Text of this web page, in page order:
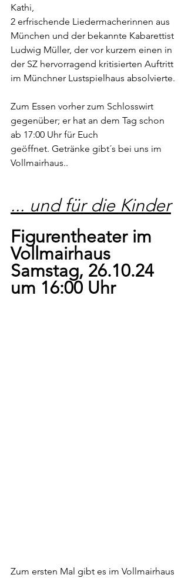
Kathi,
2 erfrischende Liedermacherinnen aus
München und der bekannte Kabarettist
Ludwig Müller, der vor kurzem einen in
der SZ hervorragend kritisierten Auftritt
im Münchner Lustspielhaus absolvierte.
Zum Essen vorher zum Schlosswirt
gegenüber; er hat an dem Tag schon
ab 17:00 Uhr für Euch
geöffnet. Getränke gibt´s bei uns im
Vollmairhaus..
... und für die Kinder
Figurentheater im
Vollmairhaus
Samstag, 26.10.24
um 16:00 Uhr
Zum ersten Mal gibt es im Vollmairhaus